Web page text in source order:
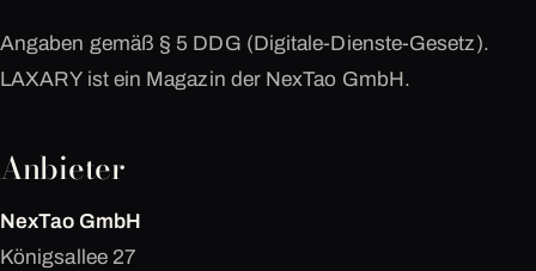
Angaben gemäß § 5 DDG (Digitale-Dienste-Gesetz).
LAXARY ist ein Magazin der NexTao GmbH.
Anbieter
NexTao GmbH
Königsallee 27